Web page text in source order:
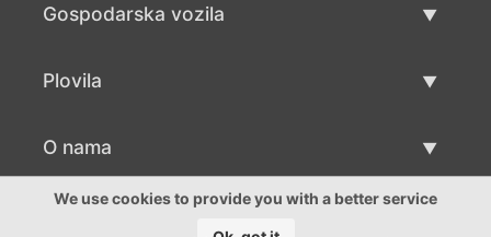
Gospodarska vozila
Plovila
Prodaja plovila
O nama
O nama
We use cookies to provide you with a better service